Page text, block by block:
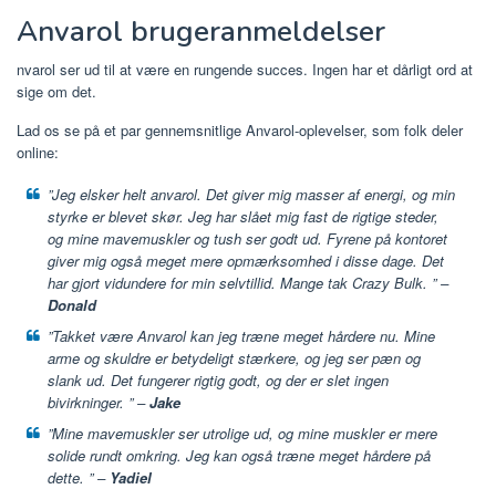
Anvarol brugeranmeldelser
nvarol ser ud til at være en rungende succes. Ingen har et dårligt ord at
sige om det.
Lad os se på et par gennemsnitlige Anvarol-oplevelser, som folk deler
online:
”Jeg elsker helt anvarol. Det giver mig masser af energi, og min
styrke er blevet skør. Jeg har slået mig fast de rigtige steder,
og mine mavemuskler og tush ser godt ud. Fyrene på kontoret
giver mig også meget mere opmærksomhed i disse dage. Det
har gjort vidundere for min selvtillid. Mange tak Crazy Bulk. ” –
Donald
”Takket være Anvarol kan jeg træne meget hårdere nu. Mine
arme og skuldre er betydeligt stærkere, og jeg ser pæn og
slank ud. Det fungerer rigtig godt, og der er slet ingen
bivirkninger. ” –Jake
”Mine mavemuskler ser utrolige ud, og mine muskler er mere
solide rundt omkring. Jeg kan også træne meget hårdere på
dette. ” – Yadiel